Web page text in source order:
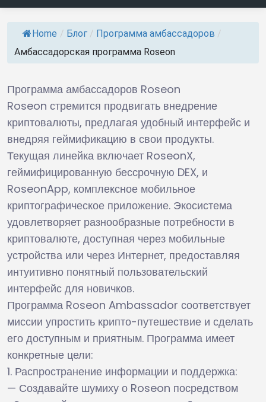
Home / Блог / Программа амбассадоров /
Амбассадорская программа Roseon
Программа амбассадоров Roseon
Roseon стремится продвигать внедрение
криптовалюты, предлагая удобный интерфейс и
внедряя геймификацию в свои продукты.
Текущая линейка включает RoseonX,
геймифицированную бессрочную DEX, и
RoseonApp, комплексное мобильное
криптографическое приложение. Экосистема
удовлетворяет разнообразные потребности в
криптовалюте, доступная через мобильные
устройства или через Интернет, предоставляя
интуитивно понятный пользовательский
интерфейс для новичков.
Программа Roseon Ambassador соответствует
миссии упростить крипто-путешествие и сделать
его доступным и приятным. Программа имеет
конкретные цели:
1. Распространение информации и поддержка:
— Создавайте шумиху о Roseon посредством